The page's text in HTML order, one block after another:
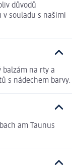
důvodů
v souladu s našimi
balzám na rty a
s nádechem barvy.
am Taunus